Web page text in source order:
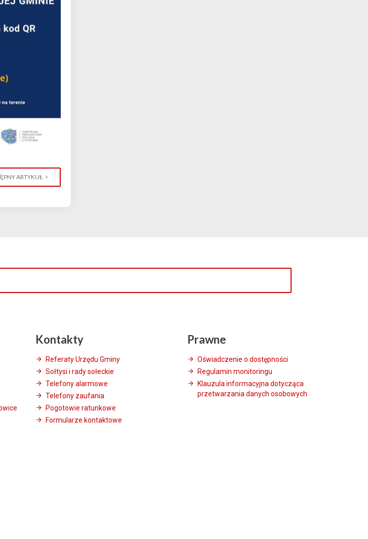
ARTYKUŁ
Kontakty
Referaty Urzędu Gminy
Sołtysi i rady sołeckie
Telefony alarmowe
Telefony zaufania
Pogotowie ratunkowe
Formularze kontaktowe
Prawne
Oświadczenie o dostępności
Regulamin monitoringu
Klauzula informacyjna dotycząca
przetwarzania danych osobowych